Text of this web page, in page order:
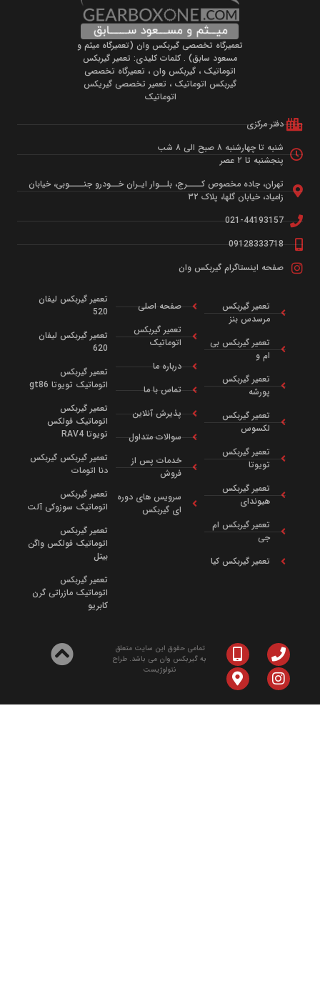
تعمیرگاه تخصصی گیربکس وان (تعمیرگاه میثم و
مسعود سابق) . کلمات کلیدی: تعمیر گیربکس
اتوماتیک ، گیربکس وان ، تعمیرگاه تخصصی
گیربکس اتوماتیک ، تعمیر تخصصی گیریکس
اتوماتیک
دفتر مرکزی
شنبه تا چهارشنبه ۸ صبح الی ۸ شب
پنجشنبه تا ۲ عصر
تهران، جاده مخصوص کــــرج، بلــوار ایـران خــودرو جنــــوبی، خیابان
زامیاد، خیابان گلها، پلاک ۳۲
021-44193157
09128333718
صفحه اینستاگرام گیربکس وان
تعمیر گیربکس
مرسدس بنز
تعمیر گیربکس بی
ام و
تعمیر گیربکس
پورشه
تعمیر گیربکس
لکسوس
تعمیر گیربکس
تویوتا
تعمیر گیربکس
هیوندای
تعمیر گیربکس ام
جی
تعمیر گیربکس کیا
صفحه اصلی
تعمیر گیربکس
اتوماتیک
درباره ما
تماس با ما
پذیرش آنلاین
سوالات متداول
خدمات پس از
فروش
سرویس‌ های دوره‌
ای گیربکس
تعمیر گیربکس لیفان
تعمیر گیربکس لیفان
تعمیر گیربکس
اتوماتیک تویوتا gt86
تعمیر گیربکس
اتوماتیک فولکس
تویوتا RAV4
تعمیر گیربکس گیربکس
دنا اتومات
تعمیر گیربکس
اتوماتیک سوزوکی آلت
تعمیر گیربکس
اتوماتیک فولکس واگن
تعمیر گیربکس
اتوماتیک مازراتی گرن
تمامی حقوق این سایت متعلق
به گیربکس وان می باشد. طراح
نتولوژیست